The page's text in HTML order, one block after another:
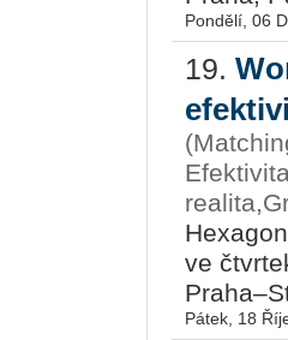
Pondělí, 06
19.
ve
Pátek, 18